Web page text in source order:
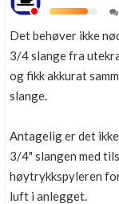
Det behøver ikke
3/4 slange fra
og fikk akkurat
slange.
Antagelig er det
3/4" slangen med
høytrykkspyleren
luft i anlegget.